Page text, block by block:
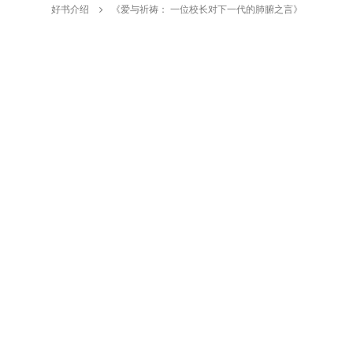
好书介绍
《爱与祈祷： 一位校长对下一代的肺腑之言》